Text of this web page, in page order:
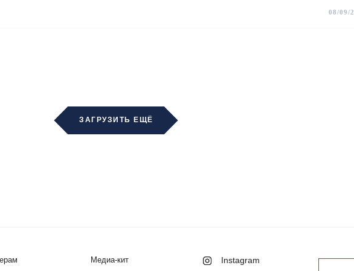
08/09/
ЗАГРУЗИТЬ ЕЩЁ
Медиа-кит Instagram